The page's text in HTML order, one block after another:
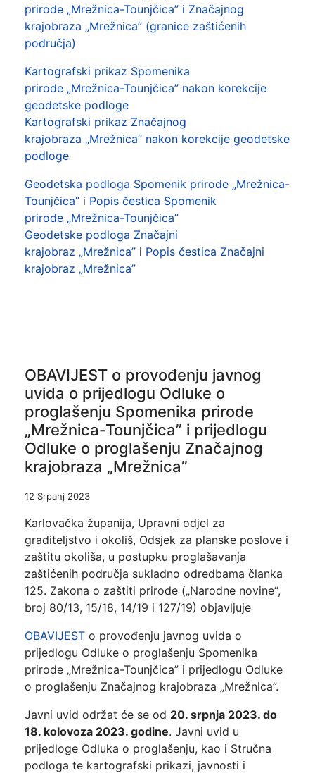
prirode „Mrežnica-Tounjčica” i Značajnog
krajobraza „Mrežnica” (granice zaštićenih
područja)
Kartografski prikaz Spomenika
prirode „Mrežnica-Tounjčica” nakon korekcije
geodetske podloge
Kartografski prikaz Značajnog
krajobraza „Mrežnica” nakon korekcije geodetske
podloge
Geodetska podloga Spomenik prirode „Mrežnica-
Tounjčica” i Popis čestica Spomenik
prirode „Mrežnica-Tounjčica”
Geodetske podloga Značajni
krajobraz „Mrežnica” i Popis čestica Značajni
krajobraz „Mrežnica”
OBAVIJEST o provođenju javnog
uvida o prijedlogu Odluke o
proglašenju Spomenika prirode
„Mrežnica-Tounjčica” i prijedlogu
Odluke o proglašenju Značajnog
krajobraza „Mrežnica”
12 Srpanj 2023
Karlovačka županija, Upravni odjel za
graditeljstvo i okoliš, Odsjek za planske poslove i
zaštitu okoliša, u postupku proglašavanja
zaštićenih područja sukladno odredbama članka
125. Zakona o zaštiti prirode („Narodne novine“,
broj 80/13, 15/18, 14/19 i 127/19) objavljuje
OBAVIJEST o provođenju javnog uvida o
prijedlogu Odluke o proglašenju Spomenika
prirode „Mrežnica-Tounjčica” i prijedlogu Odluke
o proglašenju Značajnog krajobraza „Mrežnica”.
Javni uvid održat će se od 20. srpnja 2023. do
18. kolovoza 2023. godine. Javni uvid u
prijedloge Odluka o proglašenju, kao i Stručna
podloga te kartografski prikazi, javnosti i